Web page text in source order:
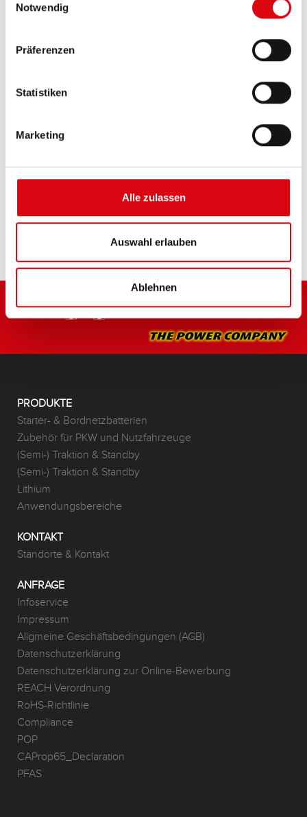
Notwendig
Präferenzen
Statistiken
Marketing
Alle zulassen
Auswahl erlauben
Ablehnen
EFB 650 17
Die besten und leistungsfähigsten Banner
Vorgaben führender europäischer KFZ-Hersteller.
Originalqualität zum Nachrüsten.
PRODUKTE
Starter- & Bordnetzbatterien
Zubehör für PKW und Nutzfahrzeuge
(Semi-) Traktion & Standby
(Semi-) Traktion & Standby
Lithium
Anwendungsbereiche
KONTAKT
Standorte & Kontakt
ANFRAGE
Infoservice
Impressum
Allgmeine Geschäftsbedingungen (AGB)
Datenschutzerklärung
Datenschutzerklärung zur Online-Bewerbung
REACH Verordnung
RoHS-Richtlinie
Compliance
POP
CAProp65_Declaration
PFAS